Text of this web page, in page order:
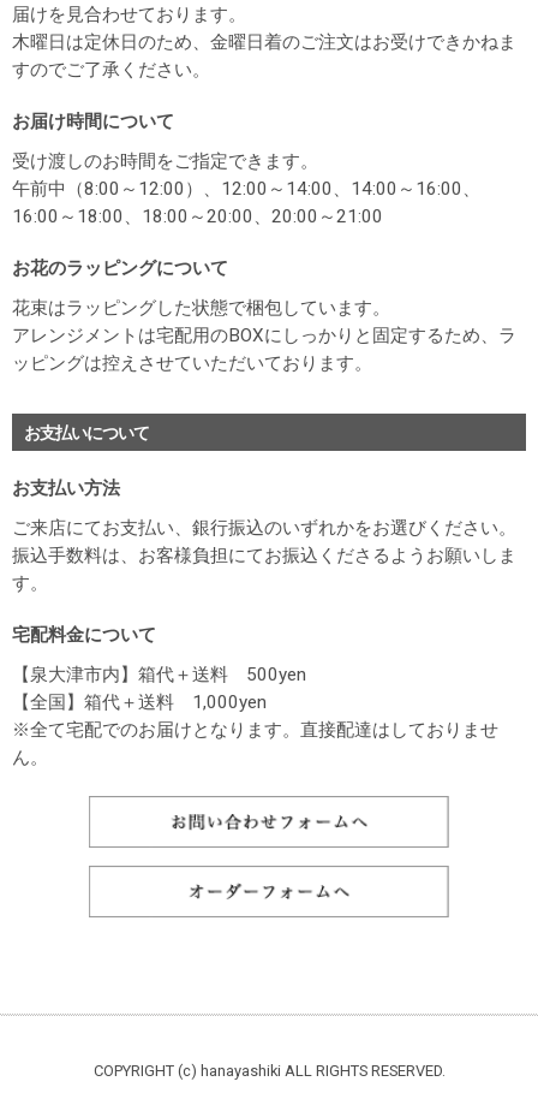
届けを見合わせております。
木曜日は定休日のため、金曜日着のご注文はお受けできかねま
すのでご了承ください。
お届け時間について
受け渡しのお時間をご指定できます。
午前中（8:00～12:00）、12:00～14:00、14:00～16:00、
16:00～18:00、18:00～20:00、20:00～21:00
お花のラッピングについて
花束はラッピングした状態で梱包しています。
アレンジメントは宅配用のBOXにしっかりと固定するため、ラ
ッピングは控えさせていただいております。
お支払いについて
お支払い方法
ご来店にてお支払い、銀行振込のいずれかをお選びください。
振込手数料は、お客様負担にてお振込くださるようお願いしま
す。
宅配料金について
【泉大津市内】箱代＋送料 500yen
【全国】箱代＋送料 1,000yen
※全て宅配でのお届けとなります。直接配達はしておりませ
ん。
COPYRIGHT (c) hanayashiki ALL RIGHTS RESERVED.